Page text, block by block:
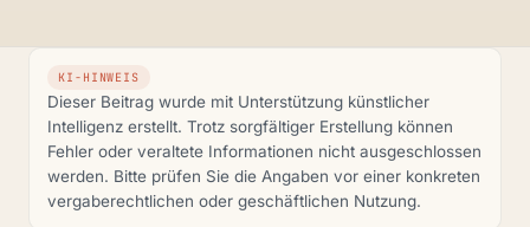
KI-HINWEIS
Dieser Beitrag wurde mit Unterstützung künstlicher
Intelligenz erstellt. Trotz sorgfältiger Erstellung können
Fehler oder veraltete Informationen nicht ausgeschlossen
werden. Bitte prüfen Sie die Angaben vor einer konkreten
vergaberechtlichen oder geschäftlichen Nutzung.